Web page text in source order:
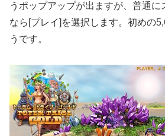
うポップアップが出ますが、普通に
なら[プレイ]を選択します。初めの
うです。